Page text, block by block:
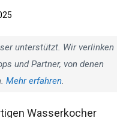
unterstützt. Wir verlinken
und Partner, von denen
Mehr erfahren.
Wasserkocher